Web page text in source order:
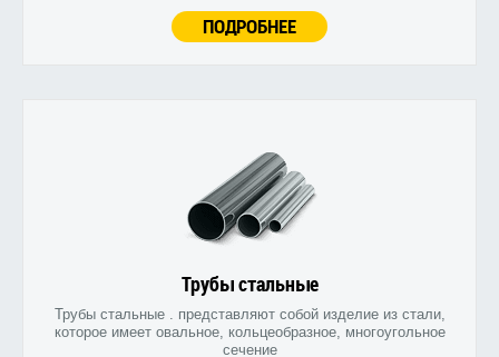
ПОДРОБНЕЕ
Трубы стальные
Трубы стальные . представляют собой изделие из стали,
которое имеет овальное, кольцеобразное, многоугольное
сечение